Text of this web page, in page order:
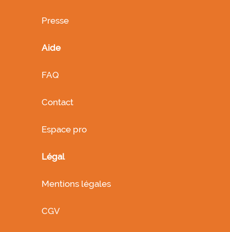
Presse
Aide
FAQ
Contact
Espace pro
Légal
Mentions légales
CGV